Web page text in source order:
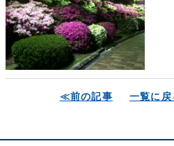
≪前の記事 一覧に戻